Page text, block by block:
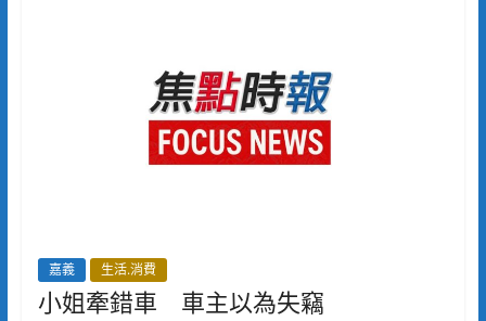
嘉義 生活.消費
小姐牽錯車 車主以為失竊